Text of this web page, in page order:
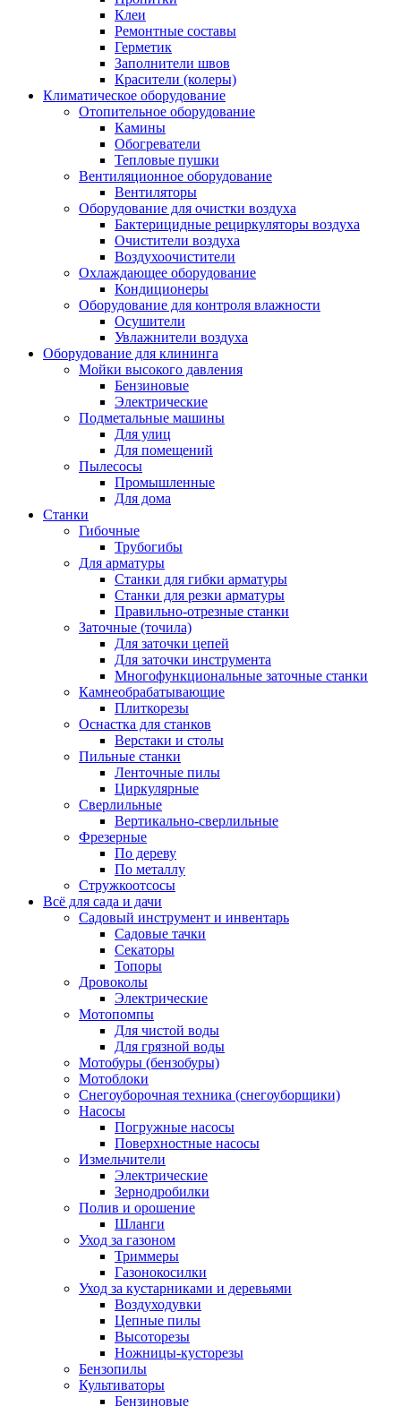
Клеи
Ремонтные составы
Герметик
Заполнители швов
Красители (колеры)
Климатическое оборудование
Отопительное оборудование
Камины
Обогреватели
Тепловые пушки
Вентиляционное оборудование
Вентиляторы
Оборудование для очистки воздуха
Бактерицидные рециркуляторы воздуха
Очистители воздуха
Воздухоочистители
Охлаждающее оборудование
Кондиционеры
Оборудование для контроля влажности
Осушители
Увлажнители воздуха
Оборудование для клининга
Мойки высокого давления
Бензиновые
Электрические
Подметальные машины
Для улиц
Для помещений
Пылесосы
Промышленные
Для дома
Станки
Гибочные
Трубогибы
Для арматуры
Станки для гибки арматуры
Станки для резки арматуры
Правильно-отрезные станки
Заточные (точила)
Для заточки цепей
Для заточки инструмента
Многофункциональные заточные станки
Камнеобрабатывающие
Плиткорезы
Оснастка для станков
Верстаки и столы
Пильные станки
Ленточные пилы
Циркулярные
Сверлильные
Вертикально-сверлильные
Фрезерные
По дереву
По металлу
Стружкоотсосы
Всё для сада и дачи
Садовый инструмент и инвентарь
Садовые тачки
Секаторы
Топоры
Дровоколы
Электрические
Мотопомпы
Для чистой воды
Для грязной воды
Мотобуры (бензобуры)
Мотоблоки
Снегоуборочная техника (снегоуборщики)
Насосы
Погружные насосы
Поверхностные насосы
Измельчители
Электрические
Зернодробилки
Полив и орошение
Шланги
Уход за газоном
Триммеры
Газонокосилки
Уход за кустарниками и деревьями
Воздуходувки
Цепные пилы
Высоторезы
Ножницы-кусторезы
Бензопилы
Культиваторы
Бензиновые